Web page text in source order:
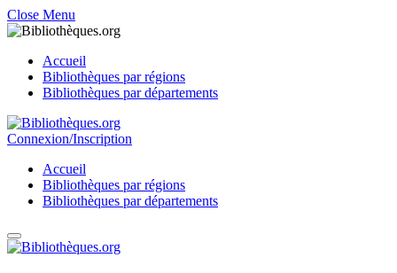
Close Menu
Accueil
Bibliothèques par régions
Bibliothèques par départements
Connexion/Inscription
Accueil
Bibliothèques par régions
Bibliothèques par départements